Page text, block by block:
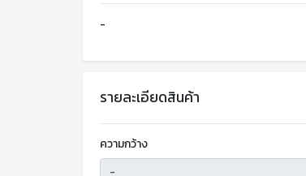
-
รายละเอียดสินค้า
ความกว้าง